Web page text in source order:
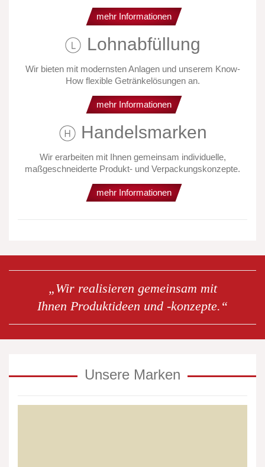
mehr Informationen
Lohnabfüllung
Wir bieten mit modernsten Anlagen und unserem Know-
How flexible Getränkelösungen an.
mehr Informationen
Handelsmarken
Wir erarbeiten mit Ihnen gemeinsam individuelle,
maßgeschneiderte Produkt- und Verpackungskonzepte.
mehr Informationen
„Wir realisieren gemeinsam mit
Ihnen Produktideen und -konzepte.“
Unsere Marken